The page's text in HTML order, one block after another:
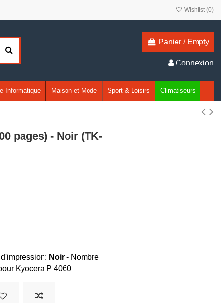
Wishlist (0)
Panier / Empty
Connexion
Informatique Maison et Mode Sport & Loisirs Climatiseurs
pages) - Noir (TK-
Noir- Nombre
Kyocera P 4060